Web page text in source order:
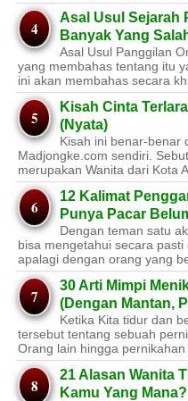
Asal Usul Sejarah
Banyak Yang
Asal Usul Panggilan
yang membahas tentang itu
ini akan membahas secara
Kisah Cinta
(Nyata)
Kisah ini benar-benar
Madjongke.com sendiri.
merupakan Wanita dari Kota
12 Kalimat
Punya Pacar
Dengan teman satu
bisa mengetahui secara
apalagi dengan orang yang
30 Arti Mimpi
(Dengan Mantan,
Ketika Kita tidur dan
tersebut tentang sebuah
Orang lain hingga pernikahan
21 Alasan Wanita
Kamu Yang Mana?